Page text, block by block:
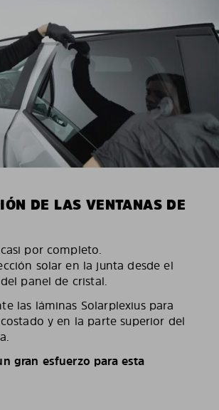
DE LAS VENTANAS DE
por completo.
solar en la junta desde el
panel de cristal.
las láminas Solarplexius para
y en la parte superior del
gran esfuerzo para esta